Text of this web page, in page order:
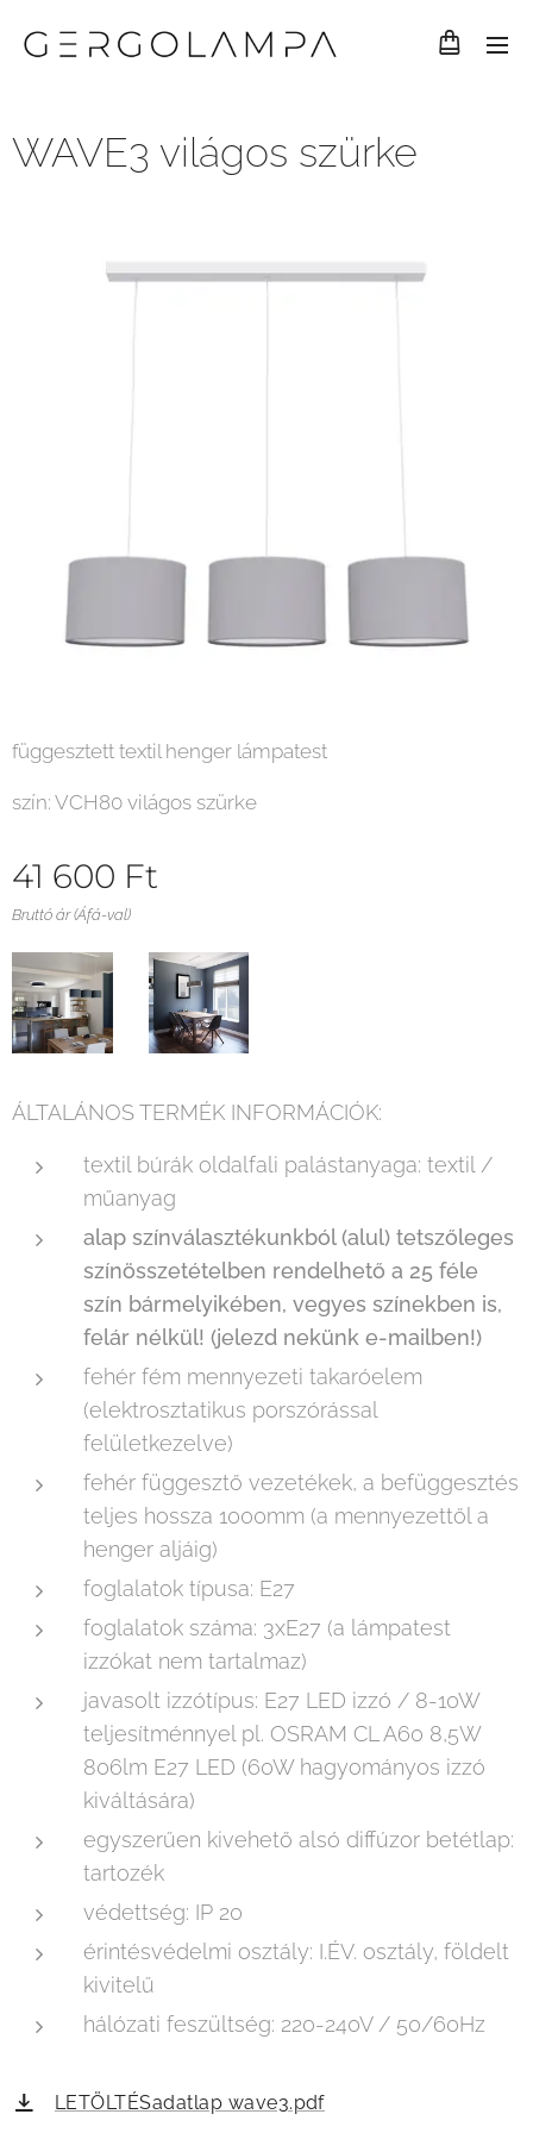
WAVE3 világos szürke
függesztett textil henger lámpatest
szín: VCH80 világos szürke
41 600 Ft
Bruttó ár (Áfá-val)
ÁLTALÁNOS TERMÉK INFORMÁCIÓK:
textil búrák oldalfali palástanyaga: textil /
műanyag
alap színválasztékunkból (alul) tetszőleges
színösszetételben rendelhető a 25 féle
szín bármelyikében, vegyes színekben is,
felár nélkül! (jelezd nekünk e-mailben!)
fehér fém mennyezeti takaróelem
(elektrosztatikus porszórással
felületkezelve)
fehér függesztő vezetékek, a befüggesztés
teljes hossza 1000mm (a mennyezettől a
henger aljáig)
foglalatok típusa: E27
foglalatok száma: 3xE27 (a lámpatest
izzókat nem tartalmaz)
javasolt izzótípus: E27 LED izzó / 8-10W
teljesítménnyel pl. OSRAM CL A60 8,5W
806lm E27 LED (60W hagyományos izzó
kiváltására)
egyszerűen kivehető alsó diffúzor betétlap:
tartozék
védettség: IP 20
érintésvédelmi osztály: I.ÉV. osztály, földelt
kivitelű
hálózati feszültség: 220-240V / 50/60Hz
LETÖLTÉSadatlap wave3.pdf